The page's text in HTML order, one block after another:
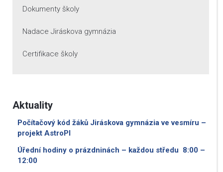
Dokumenty školy
Nadace Jiráskova gymnázia
Certifikace školy
Aktuality
Počítačový kód žáků Jiráskova gymnázia ve vesmíru –
projekt AstroPI
Úřední hodiny o prázdninách – každou středu 8:00 –
12:00